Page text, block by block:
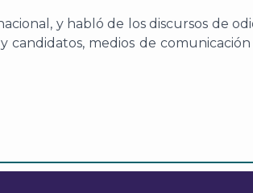
y habló de los discursos de
candidatos, medios de